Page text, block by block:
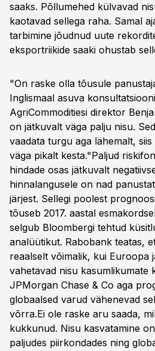
saaks. Põllumehed külvavad
kaotavad sellega raha. Samal
tarbimine jõudnud uute
eksportriikide saaki ohustab
"On raske olla tõusule
Inglismaal asuva
AgriCommoditiesi direktor
on jätkuvalt väga palju nisu.
vaadata turgu aga lähemalt,
väga pikalt kesta."Paljud
hindade osas jätkuvalt
hinnalangusele on nad
järjest. Sellegi poolest
tõuseb 2017. aastal
selgub Bloombergi tehtud
analüütikut. Rabobank teatas,
reaalselt võimalik, kui Euroopa
vahetavad nisu kasumlikumate
JPMorgan Chase & Co aga
globaalsed varud vähenevad
võrra.Ei ole raske aru saada,
kukkunud. Nisu kasvatamine
paljudes piirkondades ning